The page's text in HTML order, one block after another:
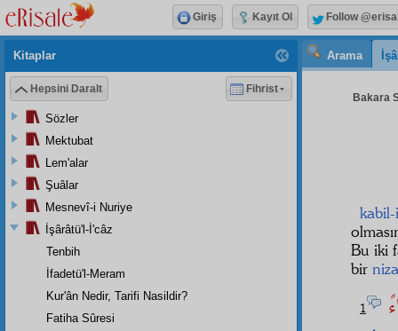
Arama
Bakara
Bu iki
bir
1
Kitaplar
Hepsini Daralt Fihrist
Sözler
Mektubat
Lem'alar
Şuâlar
Mesnevî-i Nuriye
İşârâtü'l-İ'câz
Tenbih
İfadetü'l-Meram
Kur'ân Nedir, Tarifi Nasildir?
Fatiha Sûresi
Giriş Kayıt Ol Follow